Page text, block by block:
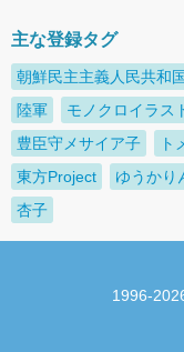
主な登録タグ
朝鮮民主主義人民共和国
陸軍
モノクロイラス
豊臣守メサイア子
ト
東方Project
ゆうかり
杏子
1996-